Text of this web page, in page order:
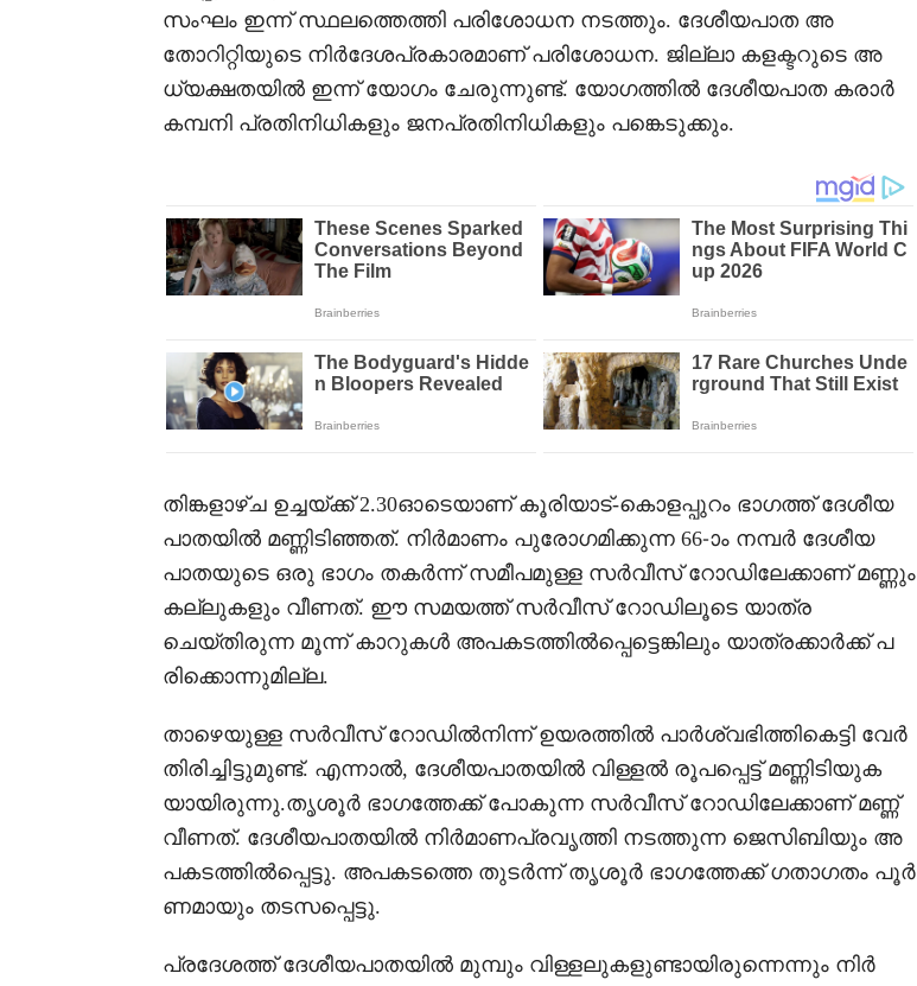
സംഘം ഇന്ന് സ്ഥലത്തെത്തി പരിശോധന നടത്തും. ദേശീയപാത അ
തോറിറ്റിയുടെ നിർദേശപ്രകാരമാണ് പരിശോധന. ജില്ലാ കളക്ടറുടെ അ
ധ്യക്ഷതയിൽ ഇന്ന് യോഗം ചേരുന്നുണ്ട്. യോഗത്തിൽ ദേശീയപാത കരാർ
കമ്പനി പ്രതിനിധികളും ജനപ്രതിനിധികളും പങ്കെടുക്കും.
തിങ്കളാഴ്ച ഉച്ചയ്ക്ക് 2.30ഓടെയാണ് കൂരിയാട്-കൊളപ്പുറം ഭാഗത്ത് ദേശീയ
പാതയിൽ മണ്ണിടിഞ്ഞത്. നിർമാണം പുരോഗമിക്കുന്ന 66-ാം നമ്പർ ദേശീയ
പാതയുടെ ഒരു ഭാഗം തകർന്ന് സമീപമുള്ള സർവീസ് റോഡിലേക്കാണ് മണ്ണും
കല്ലുകളും വീണത്. ഈ സമയത്ത് സർവീസ് റോഡിലൂടെ യാത്ര
ചെയ്തിരുന്ന മൂന്ന് കാറുകൾ അപകടത്തിൽപ്പെട്ടെങ്കിലും യാത്രക്കാർക്ക് പ
രിക്കൊന്നുമില്ല.
താഴെയുള്ള സർവീസ് റോഡിൽനിന്ന് ഉയരത്തിൽ പാർശ്വഭിത്തികെട്ടി വേർ
തിരിച്ചിട്ടുമുണ്ട്. എന്നാൽ, ദേശീയപാതയിൽ വിള്ളൽ രൂപപ്പെട്ട് മണ്ണിടിയുക
യായിരുന്നു.തൃശൂർ ഭാഗത്തേക്ക് പോകുന്ന സർവീസ് റോഡിലേക്കാണ് മണ്ണ്
വീണത്. ദേശീയപാതയിൽ നിർമാണപ്രവൃത്തി നടത്തുന്ന ജെസിബിയും അ
പകടത്തിൽപ്പെട്ടു. അപകടത്തെ തുടർന്ന് തൃശൂർ ഭാഗത്തേക്ക് ഗതാഗതം പൂർ
ണമായും തടസപ്പെട്ടു.
പ്രദേശത്ത് ദേശീയപാതയിൽ മുമ്പും വിള്ളലുകളുണ്ടായിരുന്നെന്നും നിർ